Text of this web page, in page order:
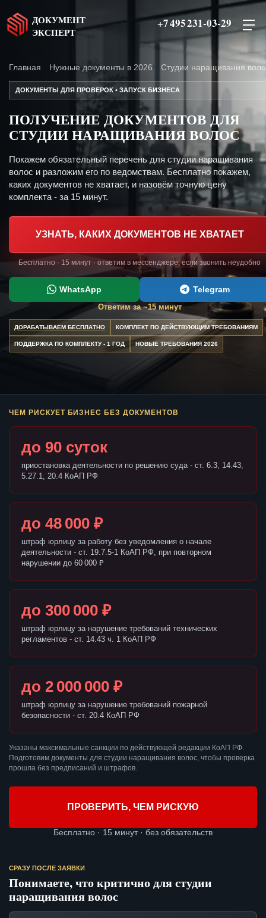
ДОКУМЕНТ
ЭКСПЕРТ
+7 495 231-03-29
Главная Нужные документы в 2026 Студии наращивания
ДОКУМЕНТЫ ДЛЯ ПРОВЕРОК • ЗАПУСК БИЗНЕСА
ПОЛУЧЕНИЕ ДОКУМЕНТОВ ДЛЯ
СТУДИИ НАРАЩИВАНИЯ ВОЛОС
Покажем обязательный перечень для студии наращивания
волос и разложим его по ведомствам. Бесплатно покажем,
каких документов не хватает, и назовём точную цену
комплекта - за 15 минут.
УЗНАТЬ, КАКИХ ДОКУМЕНТОВ НЕ ХВАТАЕТ
Бесплатно · 15 минут · ответим в мессенджере, если звонить неудобно
WhatsApp Telegram
Ответим за ~15 минут
ДОРАБАТЫВАЕМ БЕСПЛАТНО КОМПЛЕКТ ПО ДЕЙСТВУЮЩИМ ТРЕБОВАНИЯМ
ПОДДЕРЖКА ПО КОМПЛЕКТУ - 1 ГОД НОВЫЕ ТРЕБОВАНИЯ 2026
ЧЕМ РИСКУЕТ БИЗНЕС БЕЗ ДОКУМЕНТОВ
до 90 суток
приостановка деятельности по решению суда - ст. 6.3, 14.43,
5.27.1, 20.4 КоАП РФ
до 48 000 ₽
штраф юрлицу за работу без уведомления о начале
деятельности - ст. 19.7.5-1 КоАП РФ, при повторном
нарушении до 60 000 ₽
до 300 000 ₽
штраф юрлицу за нарушение требований технических
регламентов - ст. 14.43 ч. 1 КоАП РФ
до 2 000 000 ₽
штраф юрлицу за нарушение требований пожарной
безопасности - ст. 20.4 КоАП РФ
Указаны максимальные санкции по действующей редакции КоАП РФ.
Подготовим документы для студии наращивания волос, чтобы проверка
прошла без предписаний и штрафов.
ПРОВЕРИТЬ, ЧЕМ РИСКУЮ
Бесплатно · 15 минут · без обязательств
СРАЗУ ПОСЛЕ ЗАЯВКИ
Понимаете, что критично для студии
наращивания волос